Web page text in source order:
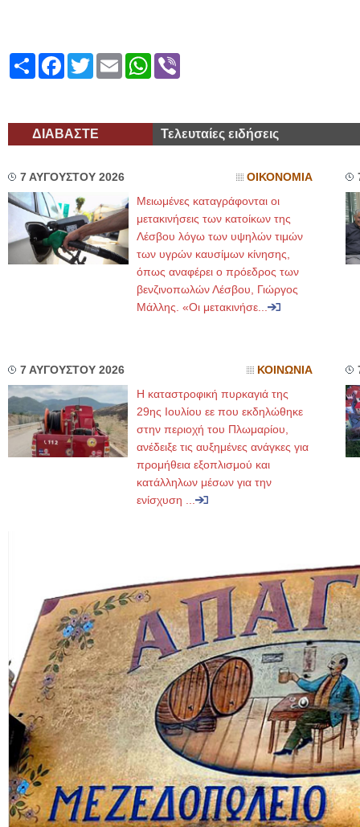
ShareFacebook
TwitterEmailWhatsApp
ΔΙΑΒΑΣΤΕ Τελευταίες ειδήσεις
7 ΑΥΓΟΥΣΤΟΥ 2026 ΟΙΚΟΝΟΜΙΑ
Μειωμένες καταγράφονται οι
μετακινήσεις των κατοίκων της
Λέσβου λόγω των υψηλών τιμών
των υγρών καυσίμων κίνησης,
όπως αναφέρει ο πρόεδρος των
βενζινοπωλών Λέσβου, Γιώργος
Μάλλης. «Οι μετακινήσε...
7 ΑΥΓΟΥΣΤΟΥ 2026 ΚΟΙΝΩΝΙΑ
Η καταστροφική πυρκαγιά της
29ης Ιουλίου εε που εκδηλώθηκε
στην περιοχή του Πλωμαρίου,
ανέδειξε τις αυξημένες ανάγκες για
προμήθεια εξοπλισμού και
κατάλληλων μέσων για την
ενίσχυση ...